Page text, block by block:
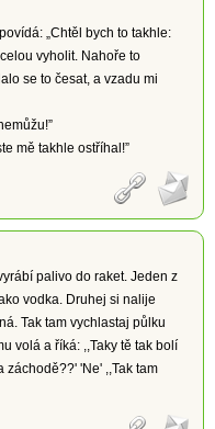
„Chtěl bych to takhle:
vyholit. Nahoře to
se to česat, a vzadu mi
mě takhle ostříhal!”
palivo do raket. Jeden z
vodka. Druhej si nalije
Tak tam vychlastaj půlku
volá a říká: ,,Taky tě tak bolí
záchodě??' 'Ne' ,,Tak tam